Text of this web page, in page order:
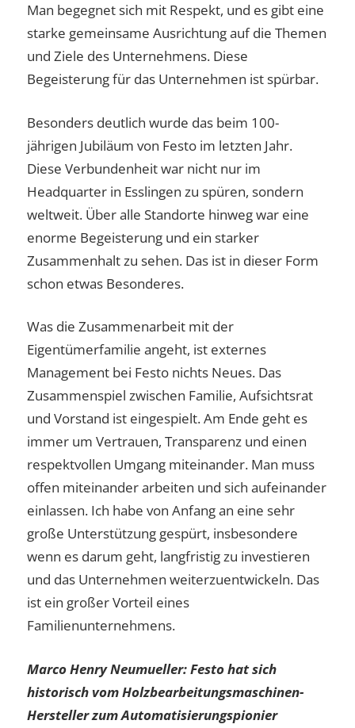
Man begegnet sich mit Respekt, und es gibt eine
starke gemeinsame Ausrichtung auf die Themen
und Ziele des Unternehmens. Diese
Begeisterung für das Unternehmen ist spürbar.
Besonders deutlich wurde das beim 100-
jährigen Jubiläum von Festo im letzten Jahr.
Diese Verbundenheit war nicht nur im
Headquarter in Esslingen zu spüren, sondern
weltweit. Über alle Standorte hinweg war eine
enorme Begeisterung und ein starker
Zusammenhalt zu sehen. Das ist in dieser Form
schon etwas Besonderes.
Was die Zusammenarbeit mit der
Eigentümerfamilie angeht, ist externes
Management bei Festo nichts Neues. Das
Zusammenspiel zwischen Familie, Aufsichtsrat
und Vorstand ist eingespielt. Am Ende geht es
immer um Vertrauen, Transparenz und einen
respektvollen Umgang miteinander. Man muss
offen miteinander arbeiten und sich aufeinander
einlassen. Ich habe von Anfang an eine sehr
große Unterstützung gespürt, insbesondere
wenn es darum geht, langfristig zu investieren
und das Unternehmen weiterzuentwickeln. Das
ist ein großer Vorteil eines
Familienunternehmens.
Marco Henry Neumueller: Festo hat sich
historisch vom Holzbearbeitungsmaschinen-
Hersteller zum Automatisierungspionier